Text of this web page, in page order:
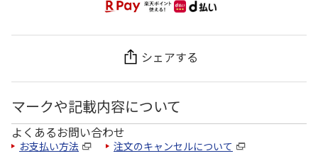
シェアする
マークや記載内容について
よくあるお問い合わせ
お支払い方法 注文のキャンセルについて